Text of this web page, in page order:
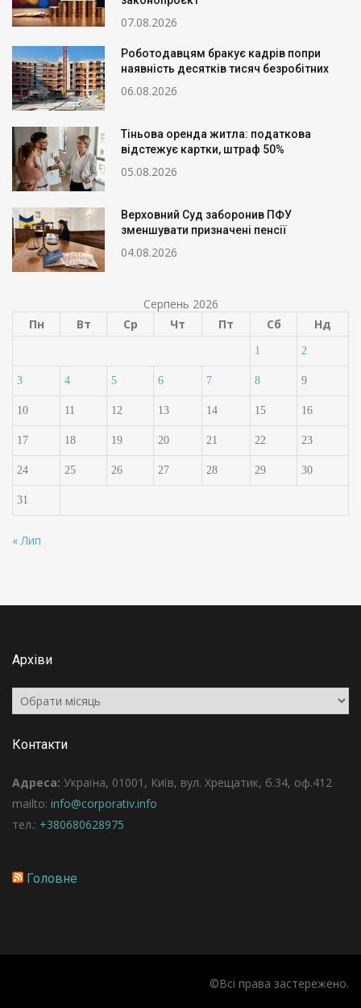
07.08.2026
Роботодавцям бракує кадрів попри
наявність десятків тисяч безробітних
06.08.2026
Тіньова оренда житла: податкова
відстежує картки, штраф 50%
05.08.2026
Верховний Суд заборонив ПФУ
зменшувати призначені пенсії
04.08.2026
Серпень 2026
Пн
Вт Ср Чт Пт Сб Нд
1 2
3 4 5 6 7 8 9
10 11 12 13 14 15 16
17 18 19 20 21 22 23
24 25 26 27 28 29 30
31
« Лип
Архіви
Архіви
Контакти
Адреса: Україна, 01001, Київ, вул. Хрещатик, б.34, оф.412
mailto: info@corporativ.info
тел.: +380680628975
Головне
©Всі права застережено.